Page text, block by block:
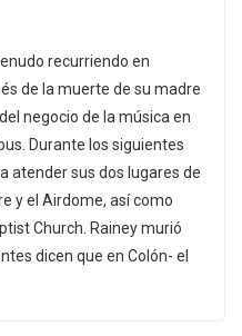
recurriendo en
de la muerte de su madre
negocio de la música en
Durante los siguientes
atender sus dos lugares de
y el Airdome, así como
Church. Rainey murió
dicen que en Colón- el